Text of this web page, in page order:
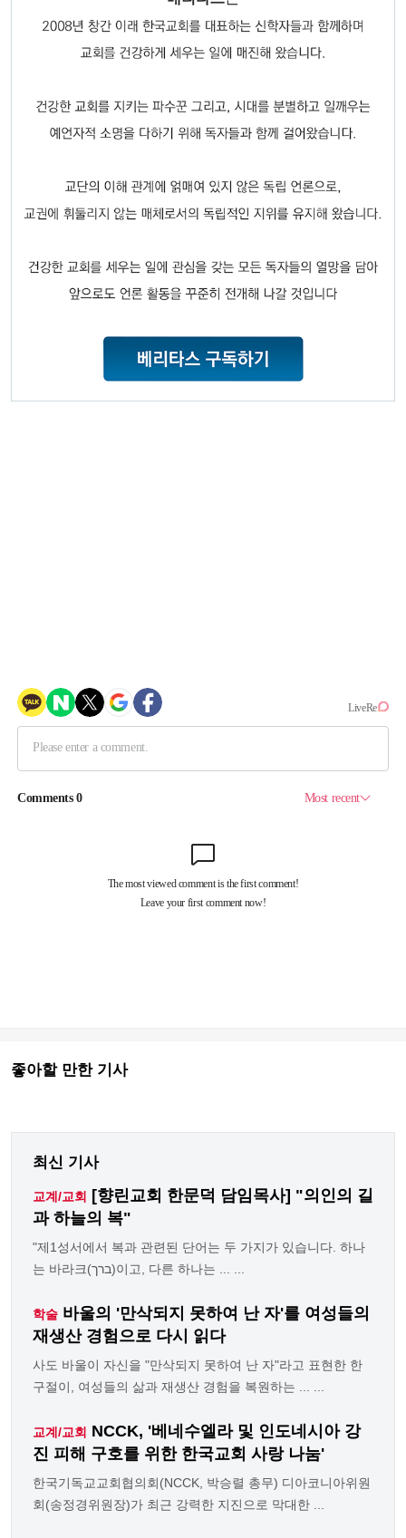
좋아할 만한 기사
최신 기사
교계/교회 [향린교회 한문덕 담임목사] "의인의 길
과 하늘의 복"
"제1성서에서 복과 관련된 단어는 두 가지가 있습니다. 하나
는 바라크(ברך)이고, 다른 하나는 ... ...
학술 바울의 '만삭되지 못하여 난 자'를 여성들의
재생산 경험으로 다시 읽다
사도 바울이 자신을 "만삭되지 못하여 난 자"라고 표현한 한
구절이, 여성들의 삶과 재생산 경험을 복원하는 ... ...
교계/교회 NCCK, '베네수엘라 및 인도네시아 강
진 피해 구호를 위한 한국교회 사랑 나눔'
한국기독교교회협의회(NCCK, 박승렬 총무) 디아코니아위원
회(송정경위원장)가 최근 강력한 지진으로 막대한 ...